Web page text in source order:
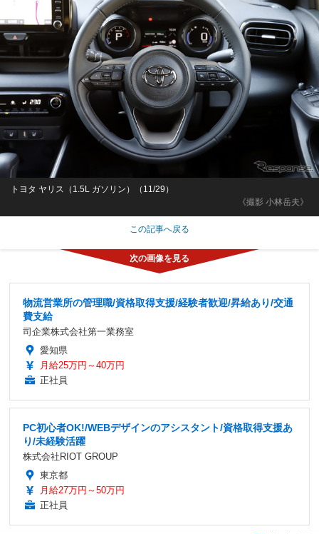
《撮影 小林岳夫》
トヨタ ヤリス（1.5L ガソリン）（11/29）
この記事へ戻る
物流営業所の管理職/資格取得支援/経験者歓迎/昇給あり/交通
費支給
司企業株式会社第一業務室
愛知県
月給25万円～40万円
正社員
PC初心者OK!/WEBデザインのアシスタント/資格取得支援あ
り/未経験活躍
株式会社RIOT GROUP
東京都
月給27万円～50万円
正社員